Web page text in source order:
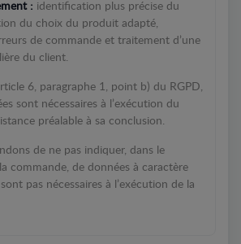
: identification plus précise du
du choix du produit adapté,
de commande et traitement d’une
du client.
6, paragraphe 1, point b) du RGPD,
sont nécessaires à l’exécution du
préalable à sa conclusion.
de ne pas indiquer, dans le
commande, de données à caractère
pas nécessaires à l’exécution de la